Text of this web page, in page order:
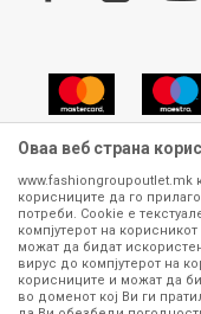
Сите информации
онлајн продавница се
меѓутоа не можеме да
пак дека сите
Фотографиите се
дојде до потреба за
Оваа веб страна
www.fashiongroupoutlet.mk
корисниците да го
потреби. Cookie е
компјутерот на
можат да бидат
вирус до компјутерот на
корисниците и можат да
во доменот кој Ви ги